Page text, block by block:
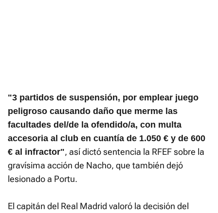
"3 partidos de suspensión, por emplear juego
peligroso causando daño que merme las
facultades del/de la ofendido/a, con multa
accesoria al club en cuantía de 1.050 € y de 600
€ al infractor", así dictó sentencia la RFEF sobre la
gravísima acción de Nacho, que también dejó
lesionado a Portu.
El capitán del Real Madrid valoró la decisión del